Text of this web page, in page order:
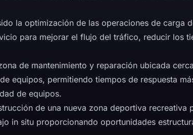
la optimización de las operaciones de carga
para mejorar el flujo del tráfico, reducir los
de mantenimiento y reparación ubicada
equipos, permitiendo tiempos de respuesta
de equipos.
de una nueva zona deportiva
in situ proporcionando oportunidades